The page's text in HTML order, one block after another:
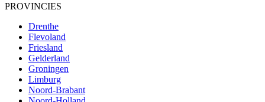
PROVINCIES
Drenthe
Flevoland
Friesland
Gelderland
Groningen
Limburg
Noord-Brabant